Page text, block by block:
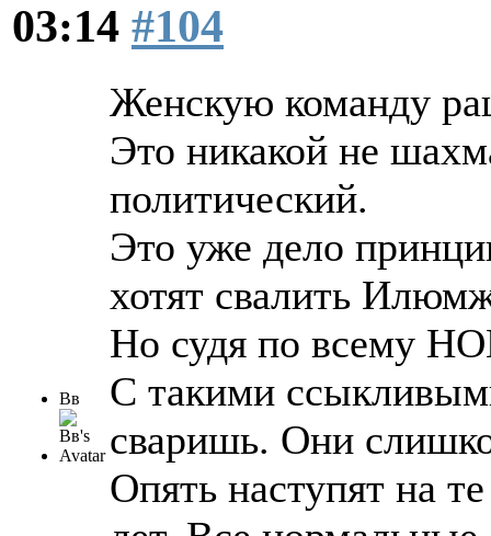
03:14 #104
Вв
Женскую команду
Это никакой не
политический.
Это уже дело
хотят свалить
Но судя по всему
С такими
сваришь. Они
Опять наступят на